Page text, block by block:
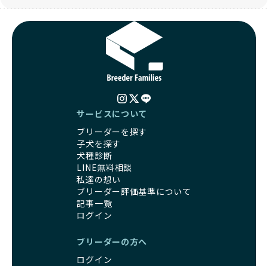
サービスについて
ブリーダーを探す
子犬を探す
犬種診断
LINE無料相談
私達の想い
ブリーダー評価基準について
記事一覧
ログイン
ブリーダーの方へ
ログイン